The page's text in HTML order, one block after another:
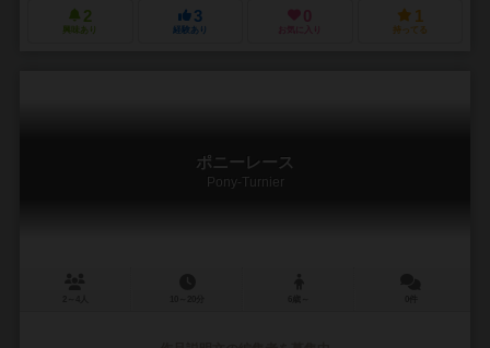
2
興味あり
3
経験あり
0
お気に入り
1
持ってる
ポニーレース
Pony-Turnier